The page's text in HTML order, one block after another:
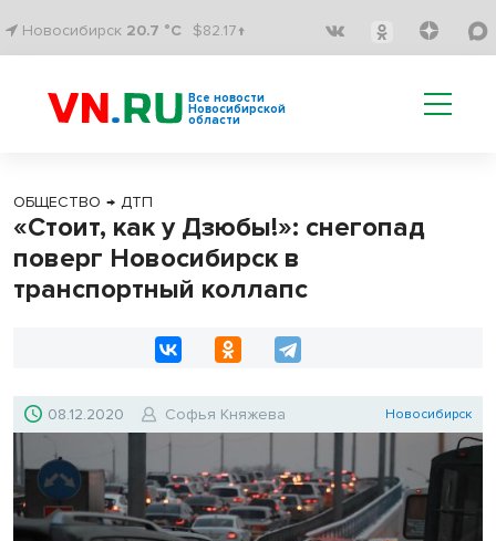
Новосибирск 20.7 °C $82.17↑
Все новости
Новосибирской
области
ОБЩЕСТВО → ДТП
«Стоит, как у Дзюбы!»: снегопад
поверг Новосибирск в
транспортный коллапс
08.12.2020 Софья Княжева Новосибирск